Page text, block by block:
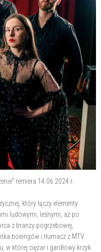
remiera 14.06.2024 r.
który łączy elementy
ludowymi, leśnymi, aż po
z branży pogrzebowej,
boeingów i tłumacz z MTV.
w której ciężar i gardłowy krzyk